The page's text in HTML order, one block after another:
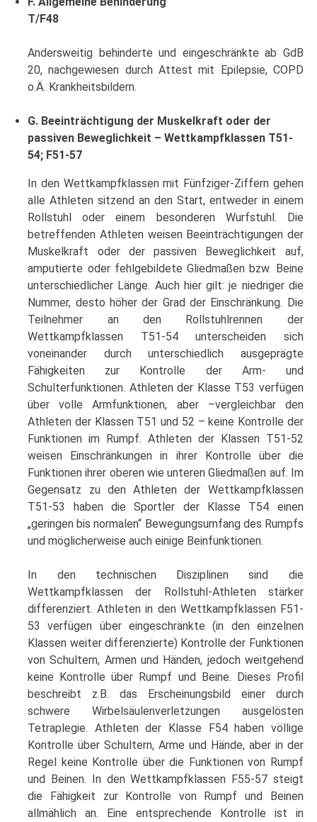
T/F48
Andersweitig behinderte und eingeschränkte ab GdB
20, nachgewiesen durch Attest mit Epilepsie, COPD
o.Ä. Krankheitsbildern.
G. Beeinträchtigung der Muskelkraft oder der
passiven Beweglichkeit – Wettkampfklassen T51-
54; F51-57
In den Wettkampfklassen mit Fünfziger-Ziffern gehen
alle Athleten sitzend an den Start, entweder in einem
Rollstuhl oder einem besonderen Wurfstuhl. Die
betreffenden Athleten weisen Beeinträchtigungen der
Muskelkraft oder der passiven Beweglichkeit auf,
amputierte oder fehlgebildete Gliedmaßen bzw. Beine
unterschiedlicher Länge. Auch hier gilt: je niedriger die
Nummer, desto höher der Grad der Einschränkung. Die
Teilnehmer an den Rollstuhlrennen der
Wettkampfklassen T51-54 unterscheiden sich
voneinander durch unterschiedlich ausgeprägte
Fähigkeiten zur Kontrolle der Arm- und
Schulterfunktionen. Athleten der Klasse T53 verfügen
über volle Armfunktionen, aber –vergleichbar den
Athleten der Klassen T51 und 52 – keine Kontrolle der
Funktionen im Rumpf. Athleten der Klassen T51-52
weisen Einschränkungen in ihrer Kontrolle über die
Funktionen ihrer oberen wie unteren Gliedmaßen auf. Im
Gegensatz zu den Athleten der Wettkampfklassen
T51-53 haben die Sportler der Klasse T54 einen
„geringen bis normalen“ Bewegungsumfang des Rumpfs
und möglicherweise auch einige Beinfunktionen.
In den technischen Disziplinen sind die
Wettkampfklassen der Rollstuhl-Athleten stärker
differenziert. Athleten in den Wettkampfklassen F51-
53 verfügen über eingeschränkte (in den einzelnen
Klassen weiter differenzierte) Kontrolle der Funktionen
von Schultern, Armen und Händen, jedoch weitgehend
keine Kontrolle über Rumpf und Beine. Dieses Profil
beschreibt z.B. das Erscheinungsbild einer durch
schwere Wirbelsäulenverletzungen ausgelösten
Tetraplegie. Athleten der Klasse F54 haben völlige
Kontrolle über Schultern, Arme und Hände, aber in der
Regel keine Kontrolle über die Funktionen von Rumpf
und Beinen. In den Wettkampfklassen F55-57 steigt
die Fähigkeit zur Kontrolle von Rumpf und Beinen
allmählich an. Eine entsprechende Kontrolle ist in